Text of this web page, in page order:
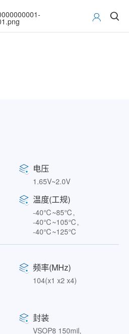
电压
1.65V~2.0V
温度(工规)
-40℃~85℃,
-40℃~105℃,
-40℃~125℃
频率(MHz)
104(x1 x2 x4)
封装
VSOP8 150mil,